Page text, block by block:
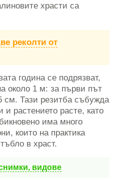
храсти са
реколти от
година се подрязват,
около 1 м: за първи път
см. Тази резитба събужда
растението расте, като
има много
които на практика
в храст.
видове